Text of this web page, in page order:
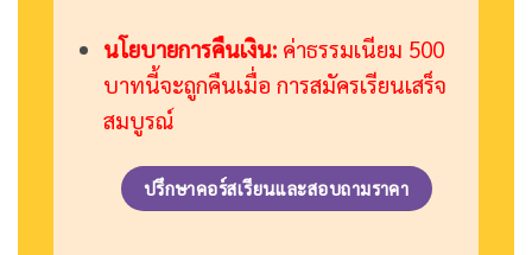
นโยบายการคืนเงิน:ค่าธรรมเนียม 500
บาทนี้จะถูกคืนเมื่อ การสมัครเรียนเสร็จ
สมบูรณ์
ปรึกษาคอร์สเรียนและสอบถามราคา